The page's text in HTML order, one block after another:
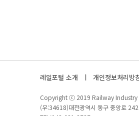
레일포털 소개 개인정보처리방
Copyright ⓒ 2019 Railway Industry
(우:34618)대전광역시 동구 중앙로